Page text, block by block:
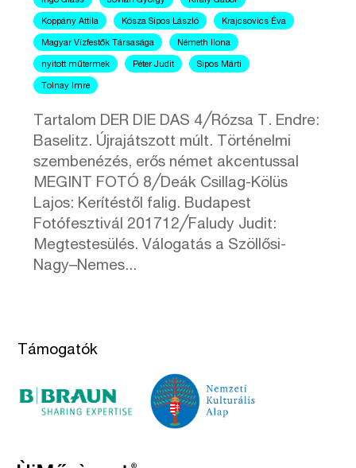
Koppány Attila Kósza Sipos László Krajcsovics Éva
Magyar Vízfestők Társasága Németh Ilona
nyitott műtermek Péter Judit Sipos Márti
Tolnay Imre
Tartalom DER DIE DAS 4╱Rózsa T. Endre:
Baselitz. Újrajátszott múlt. Történelmi
szembenézés, erős német akcentussal
MEGINT FOTÓ 8╱Deák Csillag-Kölüs
Lajos: Kerítéstől falig. Budapest
Fotófesztivál 201712╱Faludy Judit:
Megtestesülés. Válogatás a Szöllősi-
Nagy–Nemes...
Támogatók